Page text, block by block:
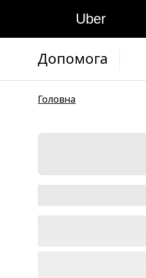
Uber
Допомога
Головна